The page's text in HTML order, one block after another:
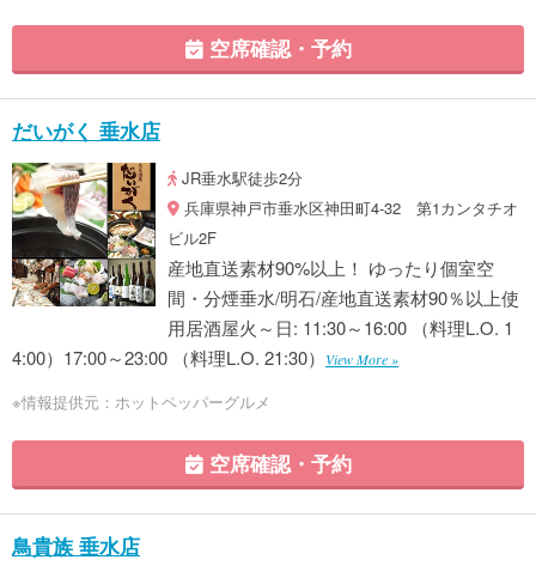
空席確認・予約
だいがく 垂水店
JR垂水駅徒歩2分
兵庫県神戸市垂水区神田町4-32 第1カンタチオ
ビル2F
産地直送素材90%以上！ ゆったり個室空
間・分煙垂水/明石/産地直送素材90％以上使
用居酒屋火～日: 11:30～16:00 （料理L.O. 1
4:00）17:00～23:00 （料理L.O. 21:30）
View More »
※情報提供元：ホットペッパーグルメ
空席確認・予約
鳥貴族 垂水店